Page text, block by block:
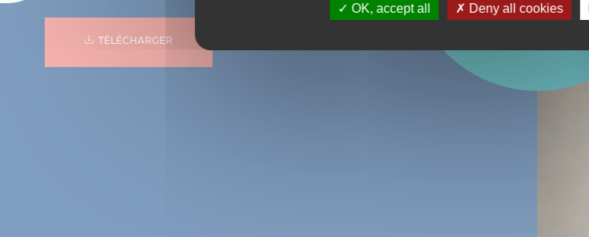
TÉLÉCHARGER
OK, accept all Deny all cookies